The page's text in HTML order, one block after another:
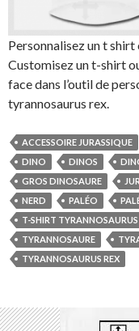
Personnalisez un t
Customisez un t-shirt
face dans l’outil de
tyrannosaurus rex.
ACCESSOIRE JURASSIQUE
DINO
DINOS
GROS DINOSAURE
NERD
PALÉO
T-SHIRT TYRANNOSAURUS
TYRANNOSAURE
TYRANNOSAURUS REX